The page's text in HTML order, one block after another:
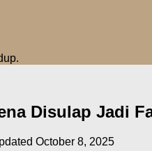
Disulap Jadi
October 8, 2025